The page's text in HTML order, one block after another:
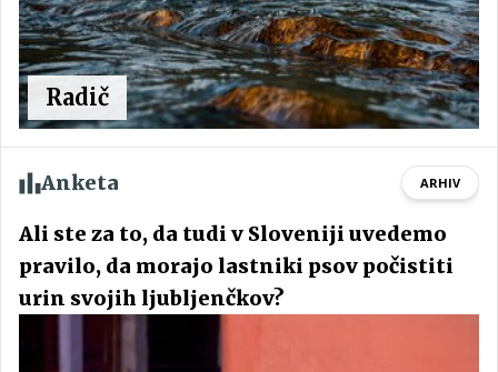
Radič
Anketa ARHIV
Ali ste za to, da tudi v Sloveniji uvedemo
pravilo, da morajo lastniki psov počistiti
urin svojih ljubljenčkov?